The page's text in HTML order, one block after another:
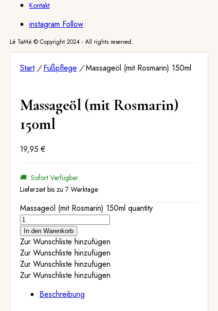
Kontakt
instagram Follow
Lé TaMé © Copyright 2024 - All rights reserved.
Start/Fußpflege /Massageöl (mit Rosmarin) 150ml
Massageöl (mit Rosmarin)
150ml
19,95€
🚚 Sofort Verfügbar
Lieferzeit bis zu 7 Werktage
Massageöl (mit Rosmarin) 150ml quantity
In den Warenkorb
Zur Wunschliste hinzufügen
Zur Wunschliste hinzufügen
Zur Wunschliste hinzufügen
Zur Wunschliste hinzufügen
Beschreibung